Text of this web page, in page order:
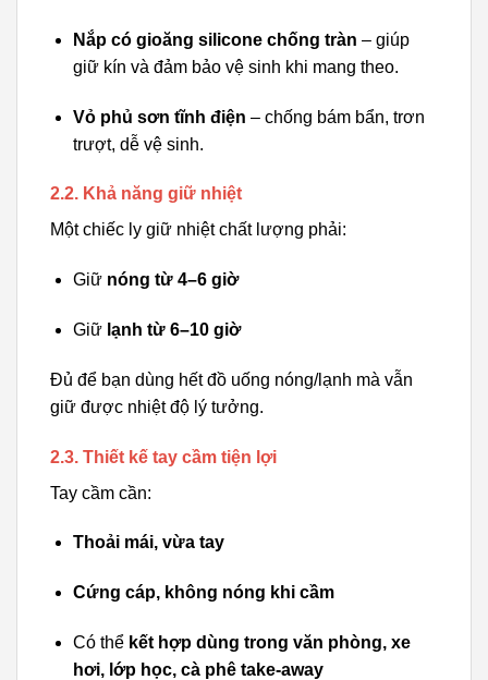
Nắp có gioăng silicone chống tràn – giúp
giữ kín và đảm bảo vệ sinh khi mang theo.
Vỏ phủ sơn tĩnh điện – chống bám bẩn, trơn
trượt, dễ vệ sinh.
2.2. Khả năng giữ nhiệt
Một chiếc ly giữ nhiệt chất lượng phải:
Giữ nóng từ 4–6 giờ
Giữ lạnh từ 6–10 giờ
Đủ để bạn dùng hết đồ uống nóng/lạnh mà vẫn
giữ được nhiệt độ lý tưởng.
2.3. Thiết kế tay cầm tiện lợi
Tay cầm cần:
Thoải mái, vừa tay
Cứng cáp, không nóng khi cầm
Có thể kết hợp dùng trong văn phòng, xe
hơi, lớp học, cà phê take-away